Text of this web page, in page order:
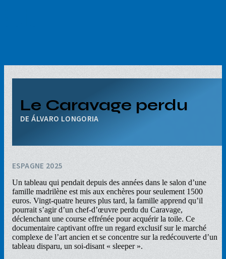
Le Caravage perdu
ÁLVARO LONGORIA
ESPAGNE 2025
Un tableau qui pendait depuis des années dans le salon d’une
famille madrilène est mis aux enchères pour seulement 1500
euros. Vingt-quatre heures plus tard, la famille apprend qu’il
pourrait s’agir d’un chef-d’œuvre perdu du Caravage,
déclenchant une course effrénée pour acquérir la toile. Ce
documentaire captivant offre un regard exclusif sur le marché
complexe de l’art ancien et se concentre sur la redécouverte d’un
tableau disparu, un soi-disant « sleeper ».